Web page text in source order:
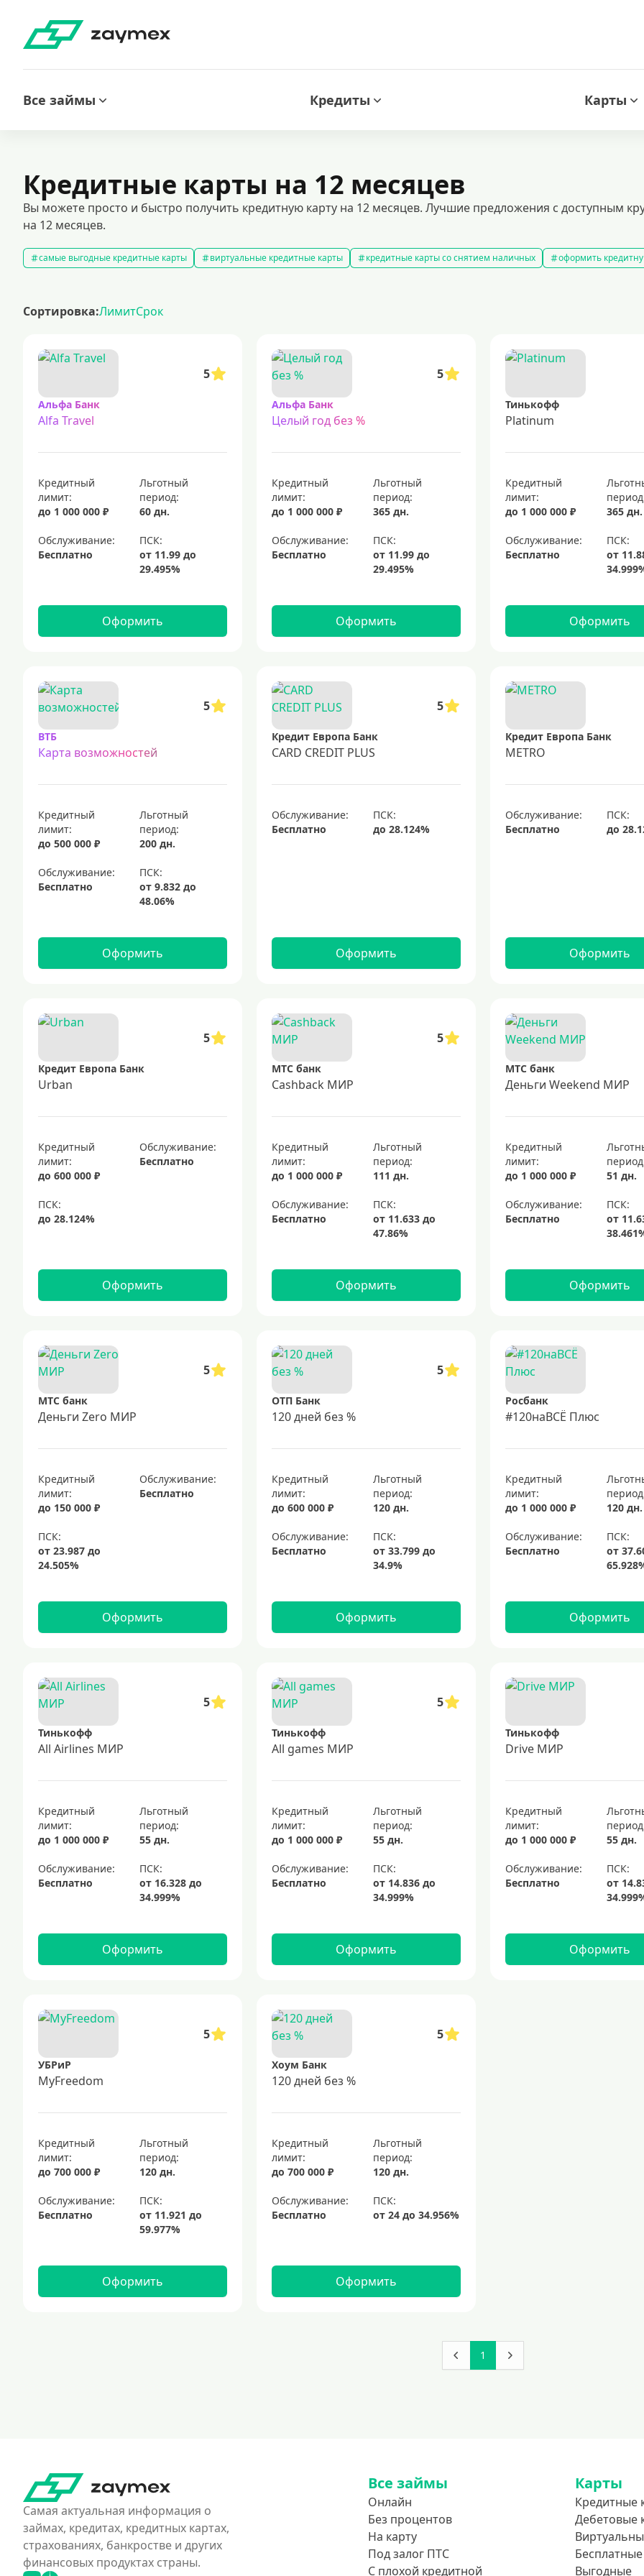
Все займы Кредиты Карты
Кредитные карты на 12 месяцев
Вы можете просто и быстро получить кредитную карту на 12 месяцев. Лучшие предложения с доступным
на 12 месяцев.
самые выгодные кредитные карты виртуальные кредитные карты кредитные карты со снятием наличных
оформить
кредитные карты visa
премиальные кредитные карты
Сортировка:ЛимитСрок
5
Альфа Банк
Alfa Travel
Кредитный
лимит:
до 1 000 000 ₽
Льготный
период:
60 дн.
Обслуживание:
Бесплатно
Оформить
5
Альфа Банк
Целый год без %
Кредитный
лимит:
до 1 000 000 ₽
Льготный
период:
365 дн.
Обслуживание:
Бесплатно
Оформить
Тинькофф
Platinum
Кредитный
лимит:
до 1 000 000 ₽
365 дн.
Обслуживание:
Бесплатно
Оформить
5
ВТБ
Карта возможностей
Кредитный
лимит:
до 500 000 ₽
Льготный
период:
200 дн.
Обслуживание:
Бесплатно
Оформить
5
Кредит Европа Банк
CARD CREDIT PLUS
Обслуживание:
Бесплатно
Оформить
Кредит Европа Банк
METRO
Обслуживание:
Бесплатно
Оформить
5
Кредит Европа Банк
Urban
Кредитный
лимит:
до 600 000 ₽
Обслуживание:
Бесплатно
Оформить
5
МТС банк
Cashback МИР
Кредитный
лимит:
до 1 000 000 ₽
Льготный
период:
111 дн.
Обслуживание:
Бесплатно
Оформить
МТС банк
Деньги Weekend МИР
Кредитный
лимит:
до 1 000 000 ₽
51 дн.
Обслуживание:
Бесплатно
Оформить
5
МТС банк
Деньги Zero МИР
Кредитный
лимит:
до 150 000 ₽
Обслуживание:
Бесплатно
Оформить
5
ОТП Банк
120 дней без %
Кредитный
лимит:
до 600 000 ₽
Льготный
период:
120 дн.
Обслуживание:
Бесплатно
Оформить
Росбанк
#120наВСЁ Плюс
Кредитный
лимит:
до 1 000 000 ₽
120 дн.
Обслуживание:
Бесплатно
Оформить
5
Тинькофф
All Airlines МИР
Кредитный
лимит:
до 1 000 000 ₽
Льготный
период:
55 дн.
Обслуживание:
Бесплатно
Оформить
5
Тинькофф
All games МИР
Кредитный
лимит:
до 1 000 000 ₽
Льготный
период:
55 дн.
Обслуживание:
Бесплатно
Оформить
Тинькофф
Drive МИР
Кредитный
лимит:
до 1 000 000 ₽
55 дн.
Обслуживание:
Бесплатно
Оформить
5
УБРиР
MyFreedom
Кредитный
лимит:
до 700 000 ₽
Льготный
период:
120 дн.
Обслуживание:
Бесплатно
Оформить
5
Хоум Банк
120 дней без %
Кредитный
лимит:
до 700 000 ₽
Льготный
период:
120 дн.
Обслуживание:
Бесплатно
Оформить
1
Самая актуальная информация о
займах, кредитах, кредитных картах,
страхованиях, банкростве и других
финансовых продуктах страны.
Все займы
Онлайн
Без процентов
На карту
Под залог ПТС
С плохой кредитной
Карты
Кредитные
Дебетовые
Бесплатные
Выгодные